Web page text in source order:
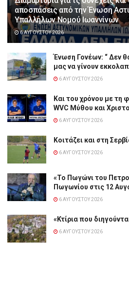
αποσπάσεις από την Ένωση
Υπαλλήλων Νομού Ιωαννίνων
6 ΑΥΓΟΎΣΤΟΥ 2026
Ένωση Γονέων: “ Δεν
μας να γίνουν
6 ΑΥΓΟΎΣΤΟΥ 2026
Και του χρόνου με τη
WVC Μύθου και
6 ΑΥΓΟΎΣΤΟΥ 2026
Κοιτάζει και στη
6 ΑΥΓΟΎΣΤΟΥ 2026
«Το Πωγώνι του
Πωγωνίου στις 12
6 ΑΥΓΟΎΣΤΟΥ 2026
«Κτίρια που
6 ΑΥΓΟΎΣΤΟΥ 2026